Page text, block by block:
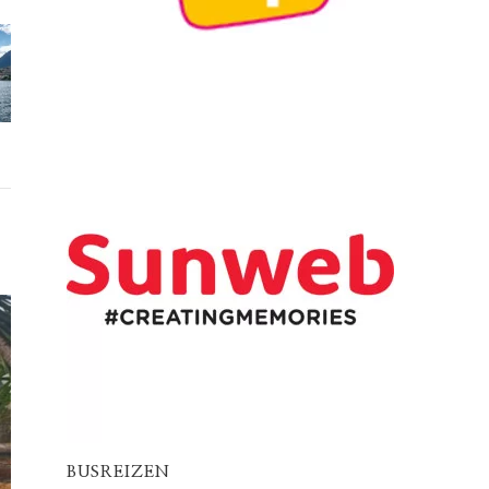
BUSREIZEN